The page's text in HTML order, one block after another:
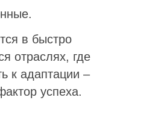
в быстро
отраслях, где
к адаптации –
успеха.